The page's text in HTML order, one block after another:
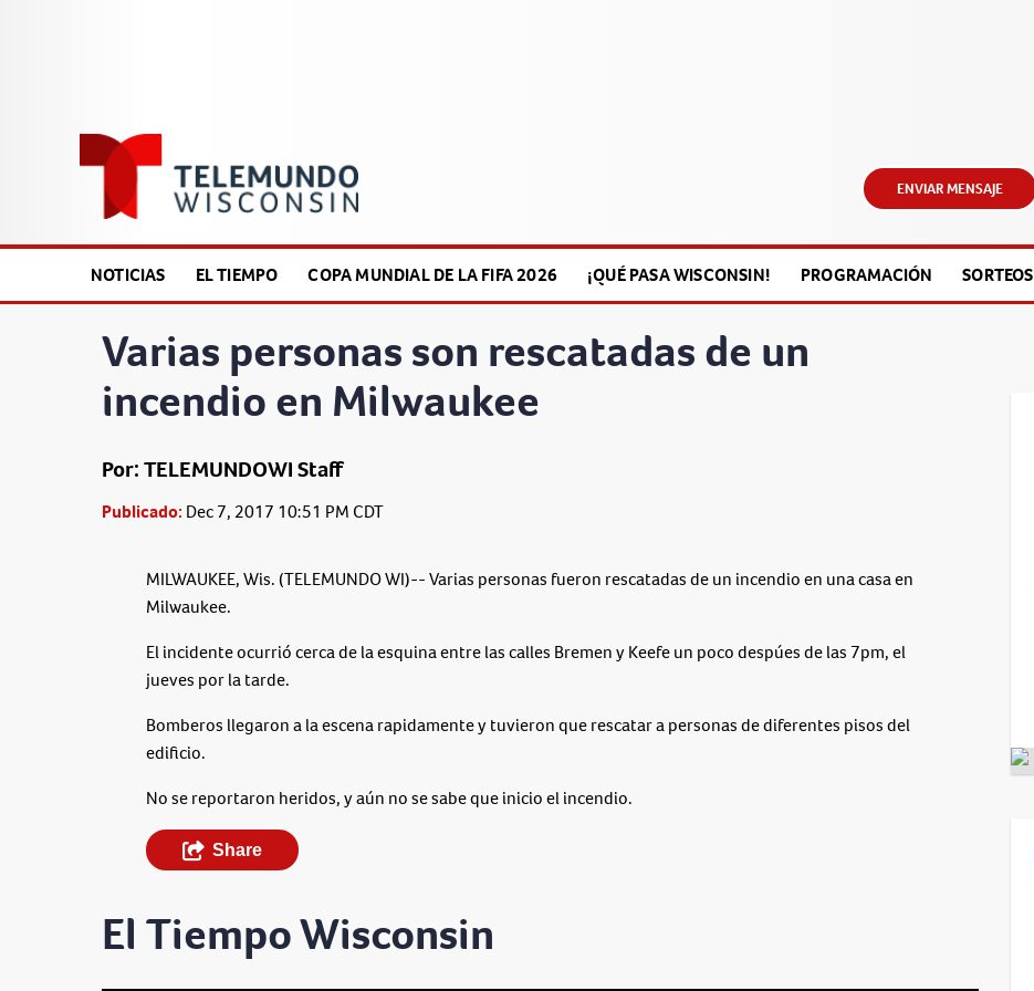
ENVIAR MENSAJE
NOTICIAS EL TIEMPO COPA MUNDIAL DE LA FIFA 2026 ¡QUÉ PASA WISCONSIN! PROGRAMACIÓN SORTEOS
Varias personas son rescatadas de un
incendio en Milwaukee
Por: TELEMUNDOWI Staff
Publicado: Dec 7, 2017 10:51 PM CDT
MILWAUKEE, Wis. (TELEMUNDO WI)-- Varias personas fueron rescatadas de un incendio en una casa en
Milwaukee.
El incidente ocurrió cerca de la esquina entre las calles Bremen y Keefe un poco despúes de las 7pm, el
jueves por la tarde.
Bomberos llegaron a la escena rapidamente y tuvieron que rescatar a personas de diferentes pisos del
edificio.
No se reportaron heridos, y aún no se sabe que inicio el incendio.
Share
El Tiempo Wisconsin